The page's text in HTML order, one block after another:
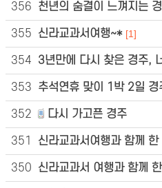
356 천년의 숨결이 느껴지는
355 신라교과서여행~* [1]
354 3년만에 다시 찾은 경주,
353 추석연휴 맞이 1박 2일 경
352 다시 가고픈 경주
351 신라교과서여행과 함께
350 신라교과서 여행과 함께